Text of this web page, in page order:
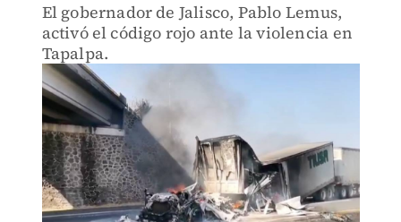
El gobernador de Jalisco, Pablo Lemus,
activó el código rojo ante la violencia en
Tapalpa.